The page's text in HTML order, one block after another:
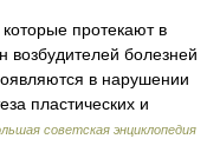
протекают в
возбудителей болезней
в нарушении
пластических и
советская энциклопедия